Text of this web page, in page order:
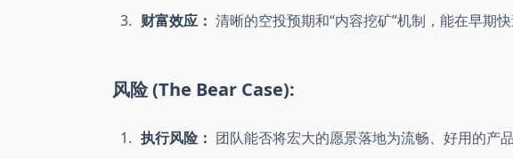
财富效应： 清晰的空投预期和“内容挖矿”机制，能在早期快
风险 (The Bear Case):
执行风险： 团队能否将宏大的愿景落地为流畅、好用的产